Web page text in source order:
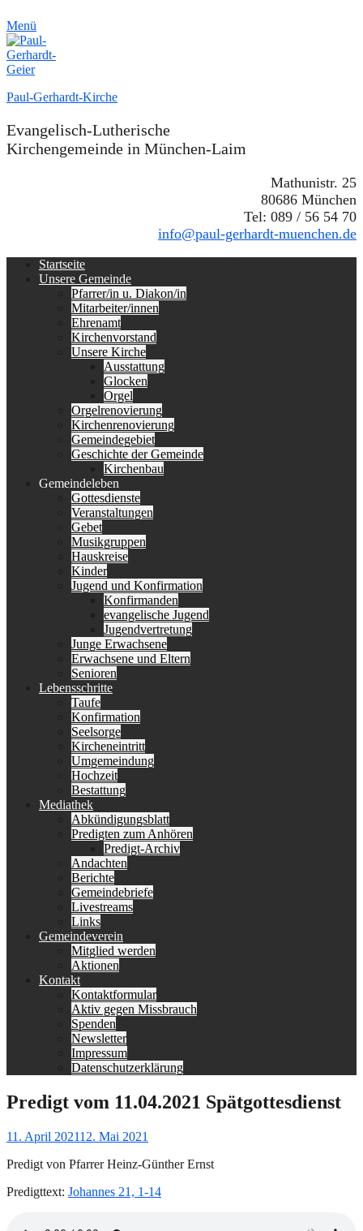
Menü
Paul-Gerhardt-Kirche
Evangelisch-Lutherische
Kirchengemeinde in München-Laim
Mathunistr. 25
80686 München
Tel: 089 / 56 54 70
info@paul-gerhardt-muenchen.de
Erstes
Menü
Startseite
Unsere Gemeinde
Pfarrer/in u. Diakon/in
Mitarbeiter/innen
Ehrenamt
Kirchenvorstand
Unsere Kirche
Ausstattung
Glocken
Orgel
Orgelrenovierung
Kirchenrenovierung
Gemeindegebiet
Geschichte der Gemeinde
Kirchenbau
Gemeindeleben
Gottesdienste
Veranstaltungen
Gebet
Musikgruppen
Hauskreise
Kinder
Jugend und Konfirmation
Konfirmanden
evangelische Jugend
Jugendvertretung
Junge Erwachsene
Erwachsene und Eltern
Senioren
Lebensschritte
Taufe
Konfirmation
Seelsorge
Kircheneintritt
Umgemeindung
Hochzeit
Bestattung
Mediathek
Abkündigungsblatt
Predigten zum Anhören
Predigt-Archiv
Andachten
Berichte
Gemeindebriefe
Livestreams
Links
Gemeindeverein
Mitglied werden
Aktionen
Kontakt
Kontaktformular
Aktiv gegen Missbrauch
Spenden
Newsletter
Impressum
Datenschutzerklärung
Predigt vom 11.04.2021 Spätgottesdienst
Gepostet
11. April 202112. Mai 2021
Predigt von Pfarrer Heinz-Günther Ernst
Predigttext: Johannes 21, 1-14